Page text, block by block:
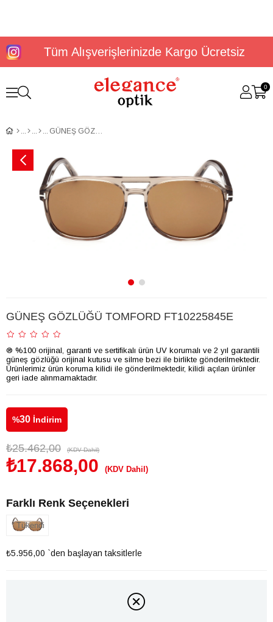
Tüm Alışverişlerinizde Kargo Ücretsiz
0
GÜNEŞ GÖZLÜĞÜ TOMFORD FT10225845E
GÜNEŞ GÖZLÜĞÜ TOMFORD FT10225845E
® %100 orijinal, garanti ve sertifikalı ürün UV korumalı ve 2 yıl garantili
güneş gözlüğü orijinal kutusu ve silme bezi ile birlikte gönderilmektedir.
Ürünlerimiz ürün koruma kilidi ile gönderilmektedir, kilidi açılan ürünler
geri iade alınmamaktadır.
%30 İndirim
₺25.462,00 (KDV Dahil)
₺17.868,00 (KDV Dahil)
Farklı Renk Seçenekleri
Tükendi
₺5.956,00 `den başlayan taksitlerle